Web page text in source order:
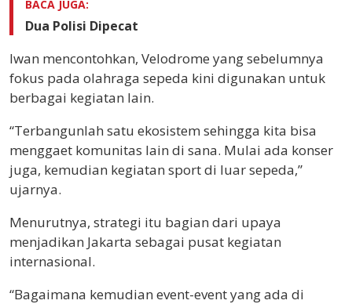
BACA JUGA:
Dua Polisi Dipecat
Iwan mencontohkan, Velodrome yang sebelumnya
fokus pada olahraga sepeda kini digunakan untuk
berbagai kegiatan lain.
“Terbangunlah satu ekosistem sehingga kita bisa
menggaet komunitas lain di sana. Mulai ada konser
juga, kemudian kegiatan sport di luar sepeda,”
ujarnya.
Menurutnya, strategi itu bagian dari upaya
menjadikan Jakarta sebagai pusat kegiatan
internasional.
“Bagaimana kemudian event-event yang ada di